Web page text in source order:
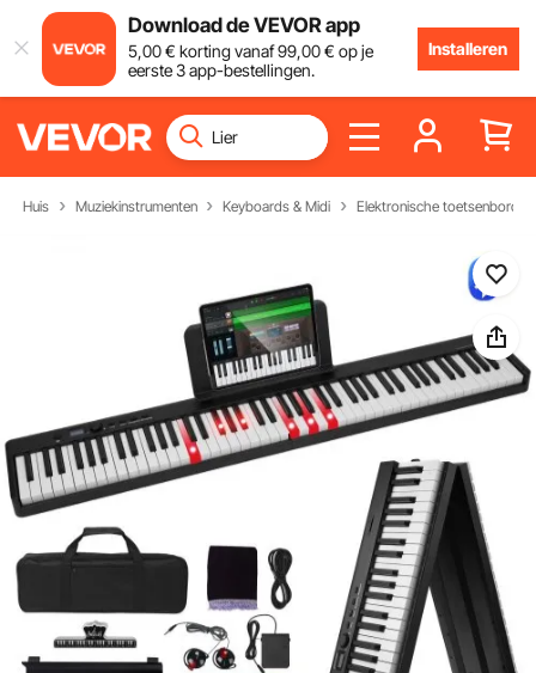
Download de VEVOR app
5,00€ korting vanaf99,00€ op je
eerste 3 app-bestellingen.
Installeren
Huis Muziekinstrumenten Keyboards & Midi Elektronische toetsenborden